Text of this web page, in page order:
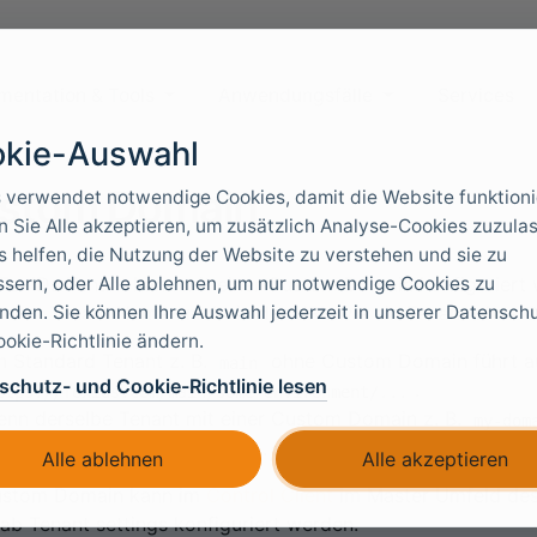
& Tools
Domain
Tenant kann mit einer Custom Domain
den Tenant Namen nicht in der URL wie ein Tenant ohne
ohne Custom Domain führt
foxids.com/main/some-environment/...
https://my-domain.com/some-environment/...
Domain kann imControl Clientim Master Umfeld
Tenant settings konfiguriert werden.
Auswahl
verwendet notwendige Cookies, damit die Website
Sie Alle akzeptieren, um zusätzlich Analyse-Cookies
helfen, die Nutzung der Website zu verstehen und sie zu
oder Alle ablehnen, um nur notwendige Cookies zu
Sie können Ihre Auswahl jederzeit in unserer
Richtlinie ändern.
und Cookie-Richtlinie lesen
Alle ablehnen Alle akzeptieren